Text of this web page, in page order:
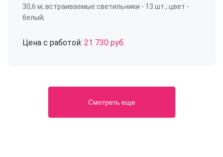
30,6 м; встраиваемые светильники - 13 шт.; цвет -
белый;
Цена с работой: 21 730 руб.
Смотреть еще